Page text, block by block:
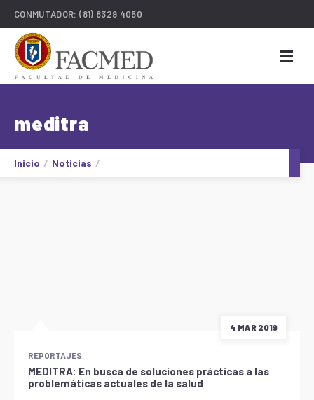
CONMUTADOR:(81) 8329 4050
meditra
Inicio Noticias
4 MAR 2019
REPORTAJES
MEDITRA: En busca de soluciones prácticas a las
problemáticas actuales de la salud